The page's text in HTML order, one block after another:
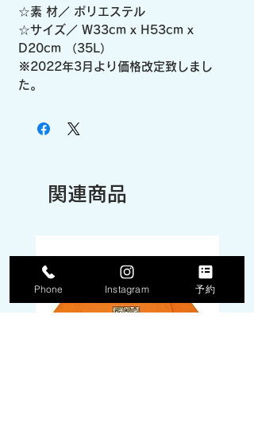
☆素 材／ ポリエステル
☆サイズ／ W33cm x H53cm x
D20cm （35L）
※2022年3月より価格改定致しまし
た。
関連商品
Phone Instagram 予約